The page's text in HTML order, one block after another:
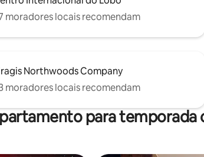
moradores locais recomendam
Northwoods Company
moradores locais recomendam
para temporada